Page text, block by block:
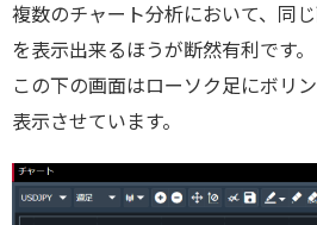
複数のチャート分析において、同
を表示出来るほうが断然有利です。
この下の画面はローソク足にボリ
表示させています。